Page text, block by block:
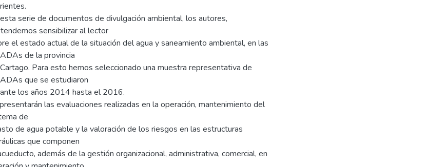
serie de documentos de divulgación ambiental, los autores,
sensibilizar al lector
el estado actual de la situación del agua y saneamiento ambiental, en las
de la provincia
Para esto hemos seleccionado una muestra representativa de
que se estudiaron
los años 2014 hasta el 2016.
las evaluaciones realizadas en la operación, mantenimiento del
de
de agua potable y la valoración de los riesgos en las estructuras
que componen
además de la gestión organizacional, administrativa, comercial, en